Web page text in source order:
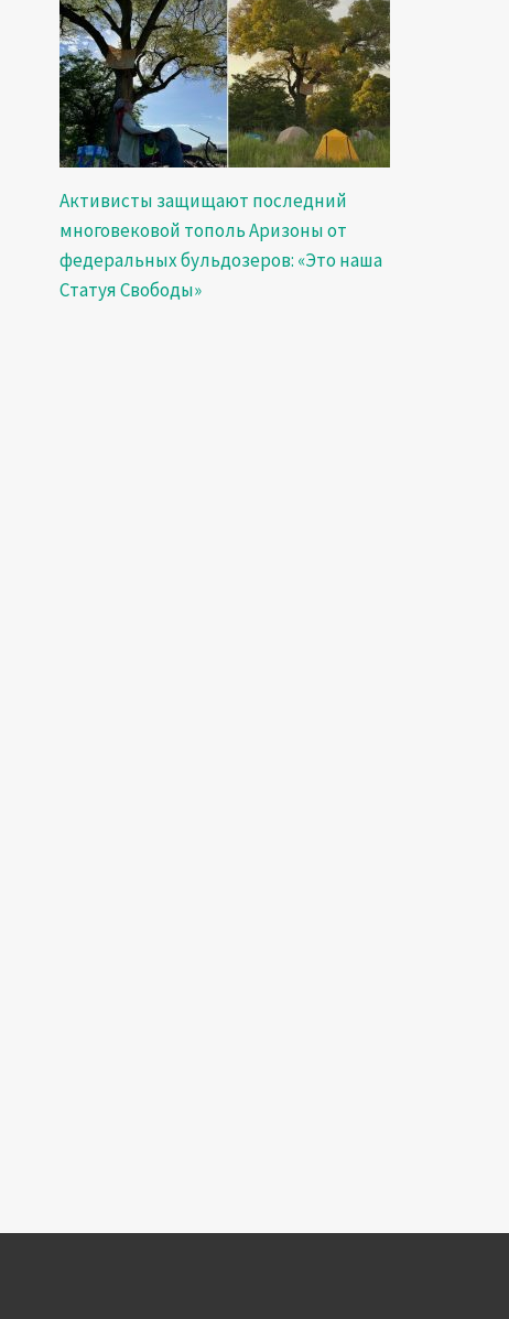
Активисты защищают последний
многовековой тополь Аризоны от
федеральных бульдозеров: «Это наша
Статуя Свободы»